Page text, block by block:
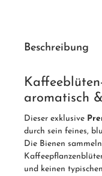
Beschreibung
aromatisch
Dieser exklusive
durch sein feines,
Die Bienen
und keinen